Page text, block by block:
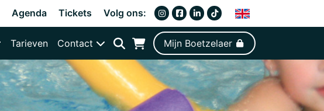
Agenda Tickets Volg ons:
Tarieven Contact Mijn Boetzelaer